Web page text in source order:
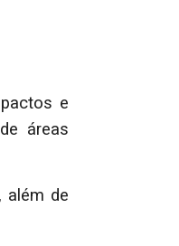
e
áreas
além de